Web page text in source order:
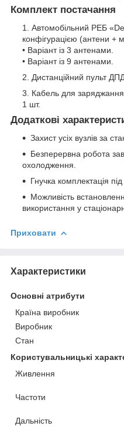
Комплект постачання
Автомобільний РЕБ
конфігурацією (антени
• Варіант із 3 антенами.
• Варіант із 9 антенами.
Дистанційний пульт
Кабель для
1 шт.
Додаткові
Захист усіх вузлів за
Безперервна робота
охолодження.
Гнучка комплектація
Можливість
використання у
Приховати
Характеристики
Основні атрибути
Країна виробник
Виробник
Стан
Користувальницькі
Живлення
Частоти
Дальність